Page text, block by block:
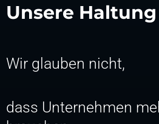
Unsere Haltung
Wir glauben nicht,
dass Unternehmen